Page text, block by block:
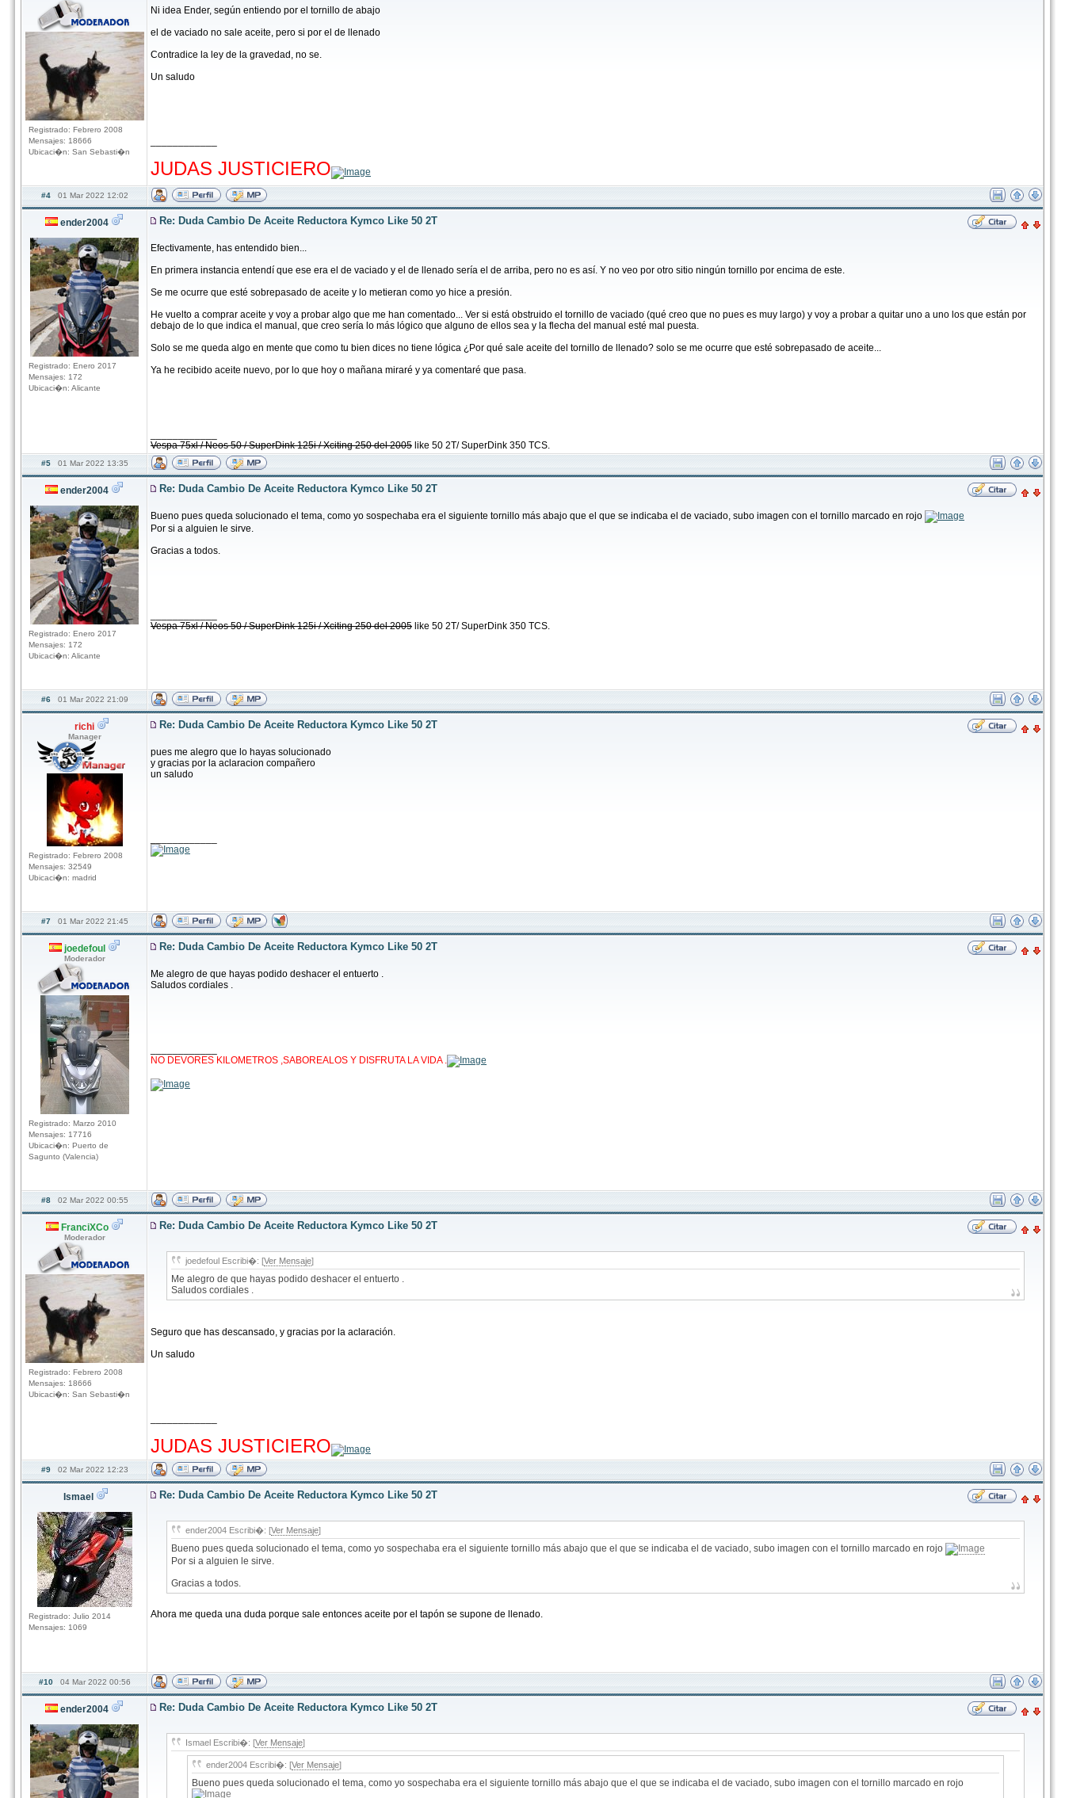
Registrado: Febrero 2008
Mensajes: 18666
Ubicaci�n: San Sebasti�n
Ni idea Ender, según entiendo por el tornillo de abajo
el de vaciado no sale aceite, pero si por el de llenado
Contradice la ley de la gravedad, no se.
Un saludo
JUDAS JUSTICIERO
#4 01 Mar 2022 12:02
ender2004
Registrado: Enero 2017
Mensajes: 172
Ubicaci�n: Alicante
Re: Duda Cambio De Aceite Reductora Kymco Like 50 2T
Efectivamente, has entendido bien...
En primera instancia entendí que ese era el de vaciado y el de llenado sería el de arriba, pero no es así. Y no veo por otro sitio ningún tornillo por encima de este.
Se me ocurre que esté sobrepasado de aceite y lo metieran como yo hice a presión.
He vuelto a comprar aceite y voy a probar algo que me han comentado... Ver si está obstruido el tornillo de vaciado (qué creo que no pues es muy largo) y voy a probar a quitar uno a uno los que están por
debajo de lo que indica el manual, que creo sería lo más lógico que alguno de ellos sea y la flecha del manual esté mal puesta.
Solo se me queda algo en mente que como tu bien dices no tiene lógica ¿Por qué sale aceite del tornillo de llenado? solo se me ocurre que esté sobrepasado de aceite...
Ya he recibido aceite nuevo, por lo que hoy o mañana miraré y ya comentaré que pasa.
Vespa 75xl / Neos 50 / SuperDink 125i / Xciting 250 del 2005 like 50 2T/ SuperDink 350 TCS.
#5 01 Mar 2022 13:35
ender2004
Registrado: Enero 2017
Mensajes: 172
Ubicaci�n: Alicante
Re: Duda Cambio De Aceite Reductora Kymco Like 50 2T
Bueno pues queda solucionado el tema, como yo sospechaba era el siguiente tornillo más abajo que el que se indicaba el de vaciado, subo imagen con el tornillo marcado en rojo
Por si a alguien le sirve.
Gracias a todos.
Vespa 75xl / Neos 50 / SuperDink 125i / Xciting 250 del 2005 like 50 2T/ SuperDink 350 TCS.
#6 01 Mar 2022 21:09
richi
Manager
Registrado: Febrero 2008
Mensajes: 32549
Ubicaci�n: madrid
Re: Duda Cambio De Aceite Reductora Kymco Like 50 2T
pues me alegro que lo hayas solucionado
y gracias por la aclaracion compañero
un saludo
#7 01 Mar 2022 21:45
joedefoul
Moderador
Registrado: Marzo 2010
Mensajes: 17716
Ubicaci�n: Puerto de
Sagunto (Valencia)
Re: Duda Cambio De Aceite Reductora Kymco Like 50 2T
Me alegro de que hayas podido deshacer el entuerto .
Saludos cordiales .
NO DEVORES KILOMETROS ,SABOREALOS Y DISFRUTA LA VIDA .
#8 02 Mar 2022 00:55
FranciXCo
Moderador
Registrado: Febrero 2008
Mensajes: 18666
Ubicaci�n: San Sebasti�n
Re: Duda Cambio De Aceite Reductora Kymco Like 50 2T
joedefoul Escribi�: [Ver Mensaje]
Me alegro de que hayas podido deshacer el entuerto .
Saludos cordiales .
Seguro que has descansado, y gracias por la aclaración.
Un saludo
JUDAS JUSTICIERO
#9 02 Mar 2022 12:23
Ismael
Registrado: Julio 2014
Mensajes: 1069
Re: Duda Cambio De Aceite Reductora Kymco Like 50 2T
ender2004 Escribi�: [Ver Mensaje]
Bueno pues queda solucionado el tema, como yo sospechaba era el siguiente tornillo más abajo que el que se indicaba el de vaciado, subo imagen con el tornillo marcado en rojo
Por si a alguien le sirve.
Gracias a todos.
Ahora me queda una duda porque sale entonces aceite por el tapón se supone de llenado.
#10 04 Mar 2022 00:56
ender2004 Re: Duda Cambio De Aceite Reductora Kymco Like 50 2T
Ismael Escribi�: [Ver Mensaje]
ender2004 Escribi�: [Ver Mensaje]
Bueno pues queda solucionado el tema, como yo sospechaba era el siguiente tornillo más abajo que el que se indicaba el de vaciado, subo imagen con el tornillo marcado en rojo